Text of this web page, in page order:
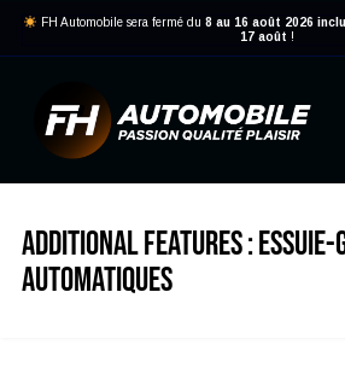
FH Automobile sera fermé du 8 au 16 août 2026
17 août !
ADDITIONAL FEATURES :ESSUIE-
AUTOMATIQUES